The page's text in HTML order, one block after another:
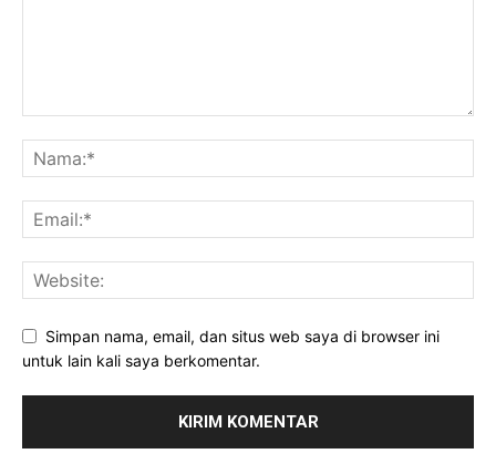
Simpan nama, email, dan situs web saya di browser ini
untuk lain kali saya berkomentar.